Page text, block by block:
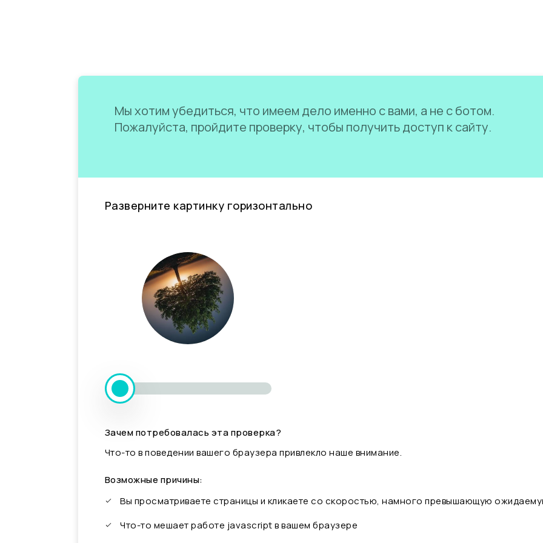
Мы хотим убедиться, что имеем дело именно с вами, а не с ботом.
Пожалуйста, пройдите проверку, чтобы получить доступ к сайту.
Разверните картинку горизонтально
Зачем потребовалась эта проверка?
Что-то в поведении вашего браузера привлекло наше внимание.
Возможные причины:
Вы просматриваете страницы и кликаете со скоростью, намного превышающую
Что-то мешает работе javascript в вашем браузере